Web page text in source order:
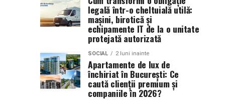
legală într-o cheltuială utilă:
mașini, birotică și
echipamente IT de la o unitate
protejată autorizată
SOCIAL 2 luni inainte
Apartamente de lux de
închiriat în București: Ce
caută clienții premium și
companiile în 2026?